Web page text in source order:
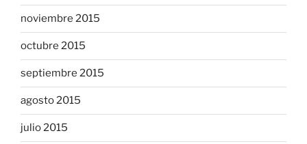
noviembre 2015
octubre 2015
septiembre 2015
agosto 2015
julio 2015